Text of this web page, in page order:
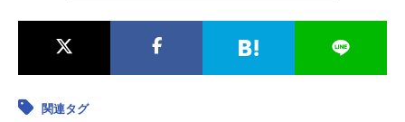
関連タグ